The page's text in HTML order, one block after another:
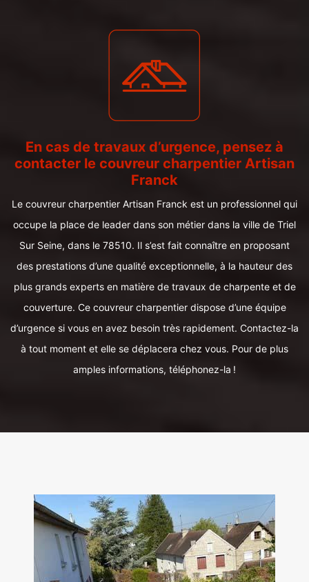
En cas de travaux d’urgence, pensez à
contacter le couvreur charpentier Artisan
Franck
Le couvreur charpentier Artisan Franck est un professionnel qui
occupe la place de leader dans son métier dans la ville de Triel
Sur Seine, dans le 78510. Il s’est fait connaître en proposant
des prestations d’une qualité exceptionnelle, à la hauteur des
plus grands experts en matière de travaux de charpente et de
couverture. Ce couvreur charpentier dispose d’une équipe
d’urgence si vous en avez besoin très rapidement. Contactez-la
à tout moment et elle se déplacera chez vous. Pour de plus
amples informations, téléphonez-la !